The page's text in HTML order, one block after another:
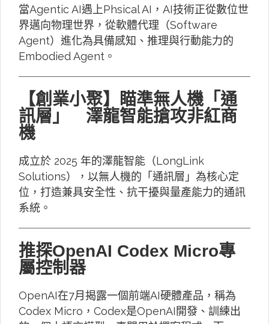
當Agentic AI遇上Phsical AI，AI技術正從數位世
界邁向物理世界，從軟體代理（Software
Agent）進化為具備感知、推理與行動能力的
Embodied Agent。
【創業小聚】瞄準無人機「通
訊層」 澤龍智能搶攻非紅商
機
成立於 2025 年的澤龍智能（LongLink
Solutions），以無人機的「通訊層」為核心定
位，打造兼具安全性、抗干擾與量產能力的通訊
系統。
推探OpenAI Codex Micro專
屬控制器
OpenAI在7月揭露一個前端AI硬體產品，稱為
Codex Micro，Codex是OpenAI開發、訓練出